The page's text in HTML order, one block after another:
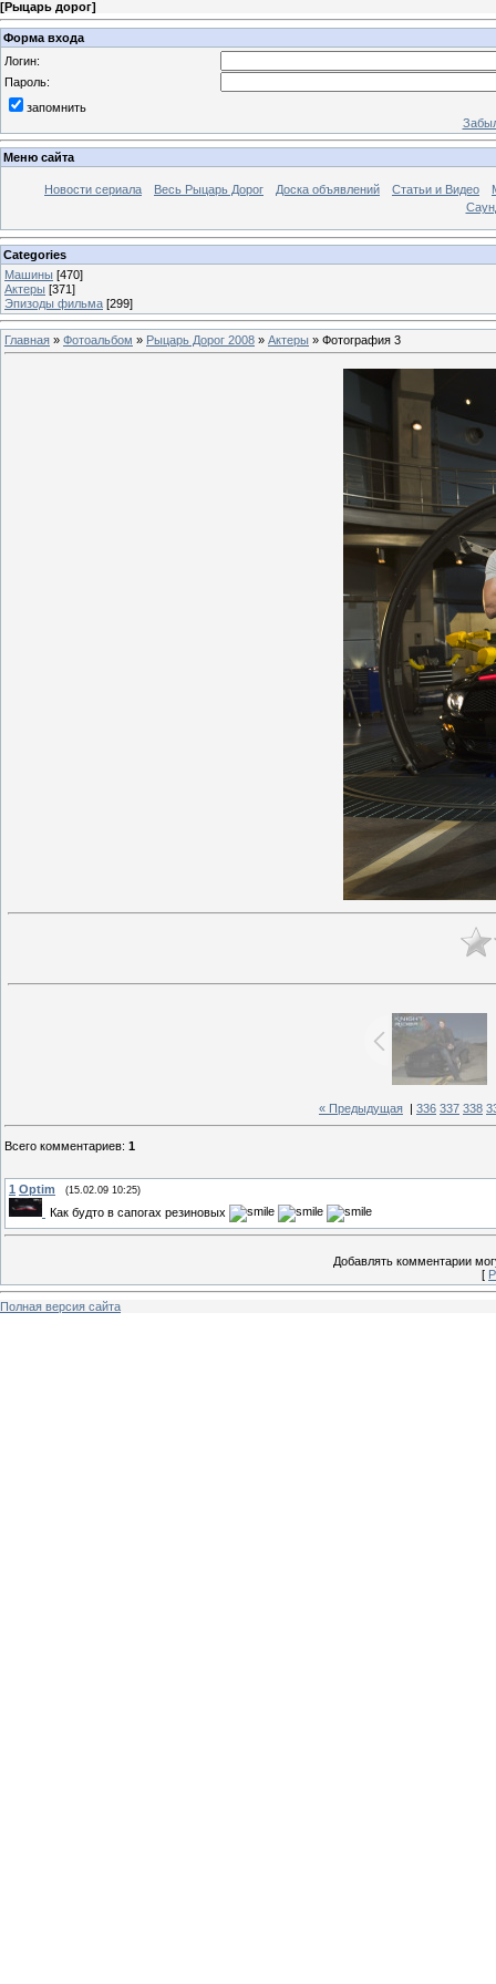
[Рыцарь дорог]
Форма входа
Логин:
Пароль:
запомнить
Меню сайта
Новости сериала Весь Рыцарь Дорог Доска объявлений Статьи и Видео
Categories
Машины [470]
Актеры [371]
Эпизоды фильма [299]
Главная » Фотоальбом » Рыцарь Дорог 2008 » Актеры » Фотография 3
« Предыдущая 336 337 338
Всего комментариев: 1
1 Optim (15.02.09 10:25)
Как будто в сапогах резиновых
Добавлять комментарии
[
Полная версия сайта